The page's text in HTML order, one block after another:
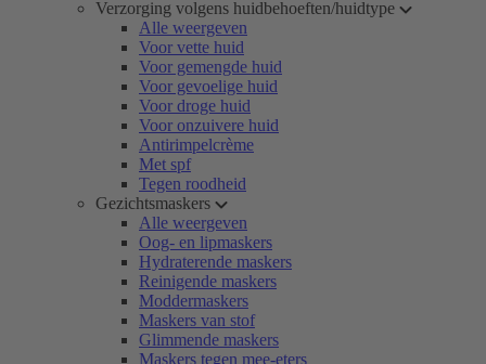
Verzorging volgens huidbehoeften/huidtype
Alle weergeven
Voor vette huid
Voor gemengde huid
Voor gevoelige huid
Voor droge huid
Voor onzuivere huid
Antirimpelcrème
Met spf
Tegen roodheid
Gezichtsmaskers
Alle weergeven
Oog- en lipmaskers
Hydraterende maskers
Reinigende maskers
Moddermaskers
Maskers van stof
Glimmende maskers
Maskers tegen mee-eters